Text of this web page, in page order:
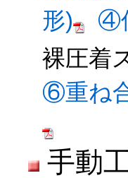
形)
④
裸圧着
⑥重ね
手動